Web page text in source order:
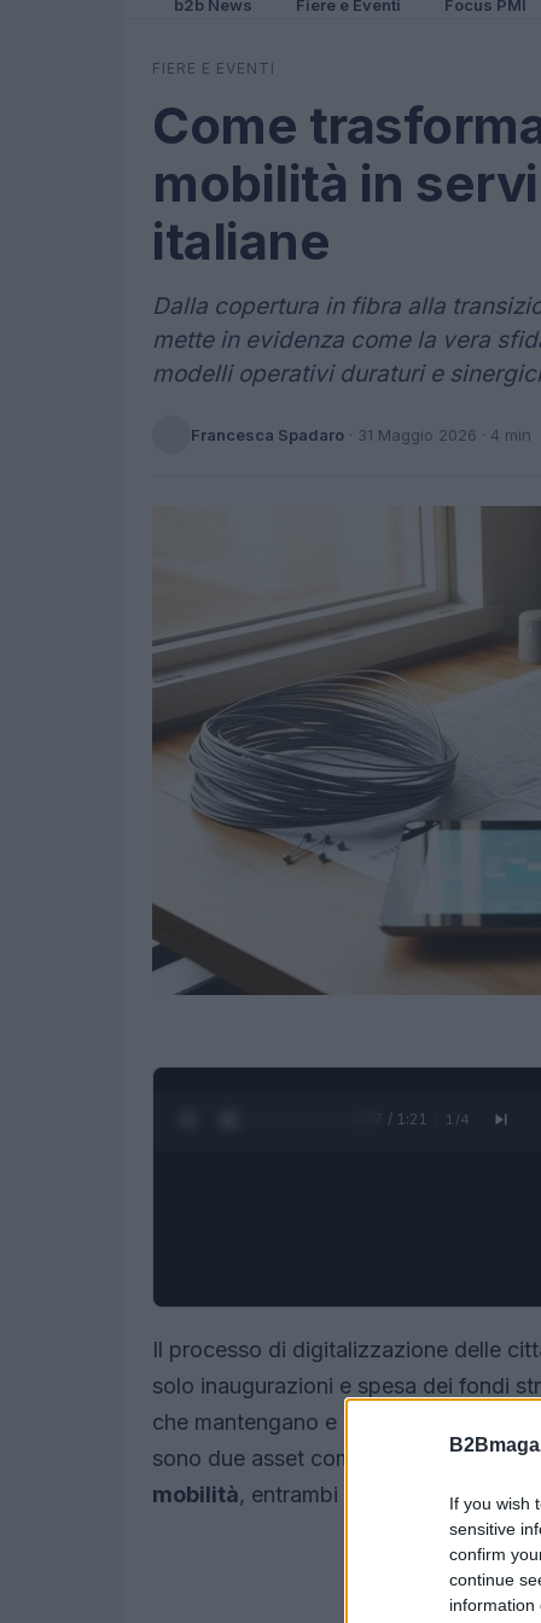
If you wish
sensitive
confirm
continue
information
b2b News Fiere e Eventi Focus PMI
FIERE E EVENTI
Come
mobilità in
italiane
Dalla copertura in fibra alla
mette in evidenza come la vera
modelli operativi duraturi e
Francesca Spadaro · 31 Maggio 2026 · 4 min
0:28 / 1:21 1 /4
Il processo di digitalizzazione delle
solo inaugurazioni e spesa dei fondi
che mantengano e migliorino i servizi
sono due asset complementari:la
mobilità, entrambi necessari per